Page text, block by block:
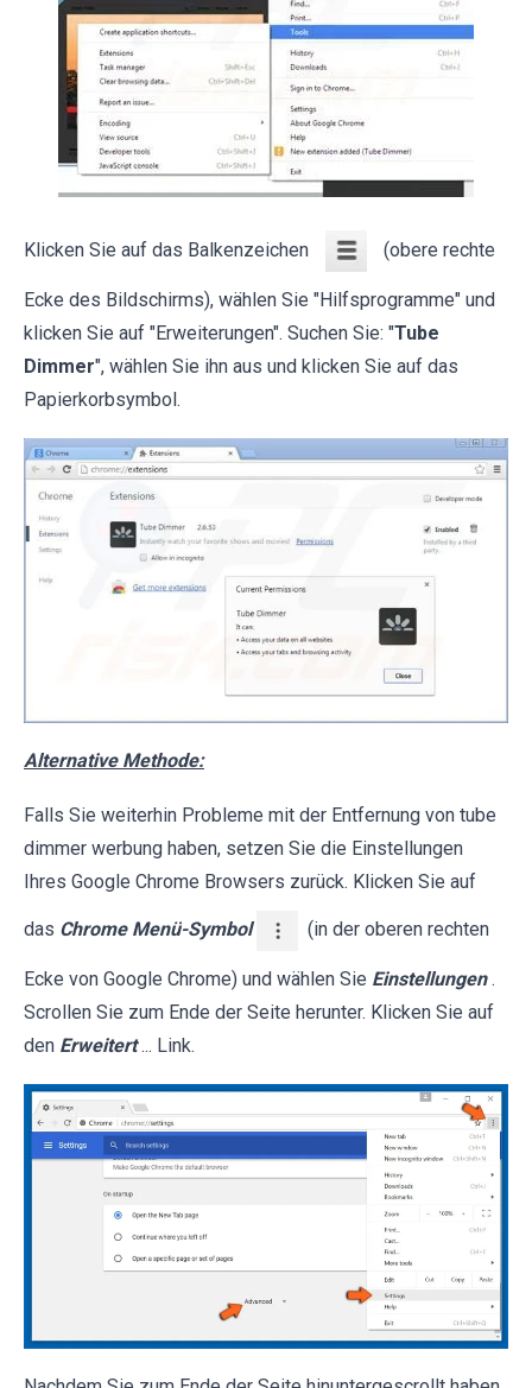
Klicken Sie auf das Balkenzeichen (obere rechte
Ecke des Bildschirms), wählen Sie "Hilfsprogramme" und
klicken Sie auf "Erweiterungen". Suchen Sie: "Tube
Dimmer", wählen Sie ihn aus und klicken Sie auf das
Papierkorbsymbol.
Alternative Methode:
Falls Sie weiterhin Probleme mit der Entfernung von tube
dimmer werbung haben, setzen Sie die Einstellungen
Ihres Google Chrome Browsers zurück. Klicken Sie auf
das Chrome Menü-Symbol (in der oberen rechten
Ecke von Google Chrome) und wählen Sie Einstellungen .
Scrollen Sie zum Ende der Seite herunter. Klicken Sie auf
den Erweitert ... Link.